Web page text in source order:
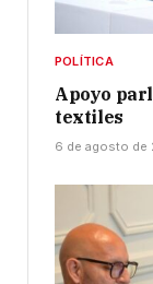
POLÍTICA
Apoyo
textiles
6 de agosto de